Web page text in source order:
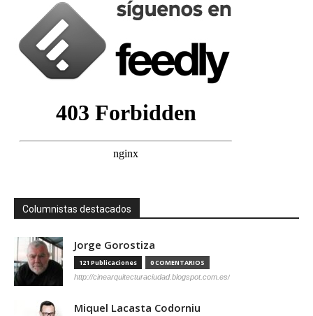
Columnistas destacados
Jorge Gorostiza
121 Publicaciones 0 COMENTARIOS
http://cinearquitecturaciudad.blogspot.com.es/
Miquel Lacasta Codorniu